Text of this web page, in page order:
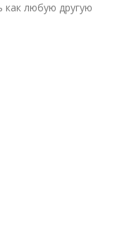
как любую другую